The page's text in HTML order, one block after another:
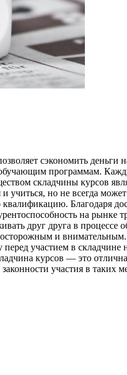
сэкономить
программам.
складчины курсов
и учиться, но не всегда
Благодаря
на рынке
друг друга в процессе
и
участием в складчине
курсов — это
участия в таких